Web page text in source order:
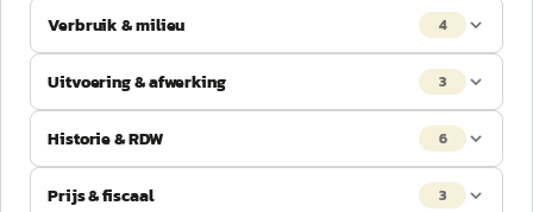
Verbruik & milieu 4
Uitvoering & afwerking 3
Historie & RDW 6
Prijs & fiscaal 3